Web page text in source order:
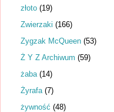
złoto (19)
Zwierzaki (166)
Zygzak McQueen (53)
Ż Y Z Archiwum (59)
żaba (14)
Żyrafa (7)
żywność (48)